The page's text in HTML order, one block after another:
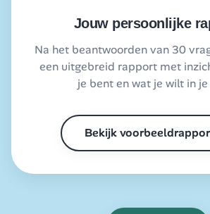
Jouw persoonlijke
Na het beantwoorden van 30
een uitgebreid rapport met
je bent en wat je wilt in je
Bekijk